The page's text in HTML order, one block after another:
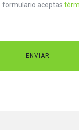
formulario aceptas